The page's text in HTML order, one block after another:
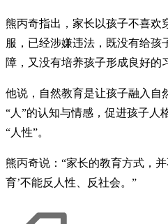
熊丙奇指出，家长以孩子不喜欢
服，已经涉嫌违法，既没有给孩
障，又没有培养孩子形成良好的
他说，自然教育是让孩子融入自
“人”的认知与情感，促进孩子人
“人性”。
熊丙奇说：“家长的教育方式，并
育’不能反人性、反社会。”